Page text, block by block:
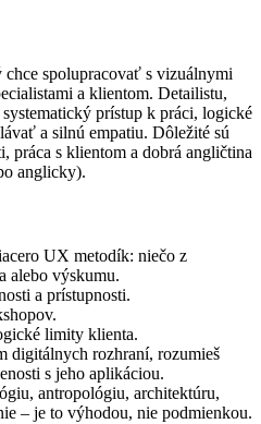
spolupracovať s vizuálnymi
a klientom. Detailistu,
prístup k práci, logické
a silnú empatiu. Dôležité sú
práca s klientom a dobrá angličtina
anglicky).
UX metodík: niečo z
alebo výskumu.
a prístupnosti.
limity klienta.
digitálnych rozhraní, rozumieš
s jeho aplikáciou.
antropológiu, architektúru,
– je to výhodou, nie podmienkou.